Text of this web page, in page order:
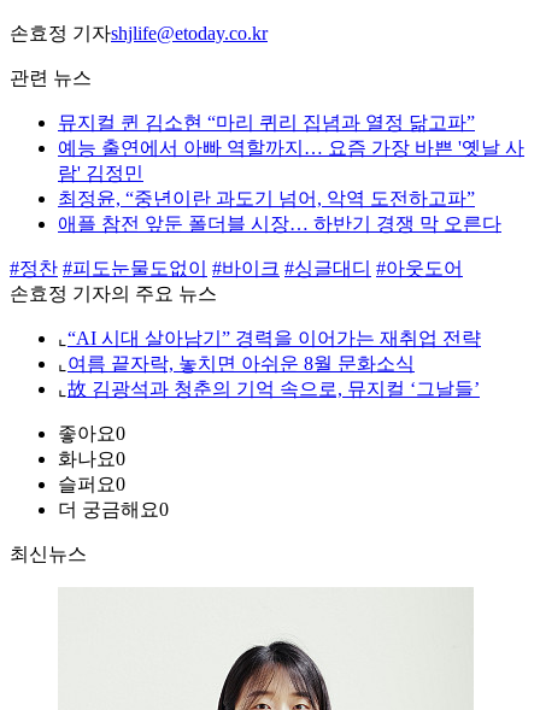
손효정 기자shjlife@etoday.co.kr
관련 뉴스
뮤지컬 퀸 김소현 “마리 퀴리 집념과 열정 닮고파”
예능 출연에서 아빠 역할까지… 요즘 가장 바쁜 '옛날 사
람' 김정민
최정윤, “중년이란 과도기 넘어, 악역 도전하고파”
애플 참전 앞둔 폴더블 시장… 하반기 경쟁 막 오른다
#정찬 #피도눈물도없이 #바이크 #싱글대디 #아웃도어
손효정 기자의 주요 뉴스
⌞ “AI 시대 살아남기” 경력을 이어가는 재취업 전략
⌞ 여름 끝자락, 놓치면 아쉬운 8월 문화소식
⌞ 故 김광석과 청춘의 기억 속으로, 뮤지컬 ‘그날들’
좋아요0
화나요0
슬퍼요0
더 궁금해요0
최신뉴스